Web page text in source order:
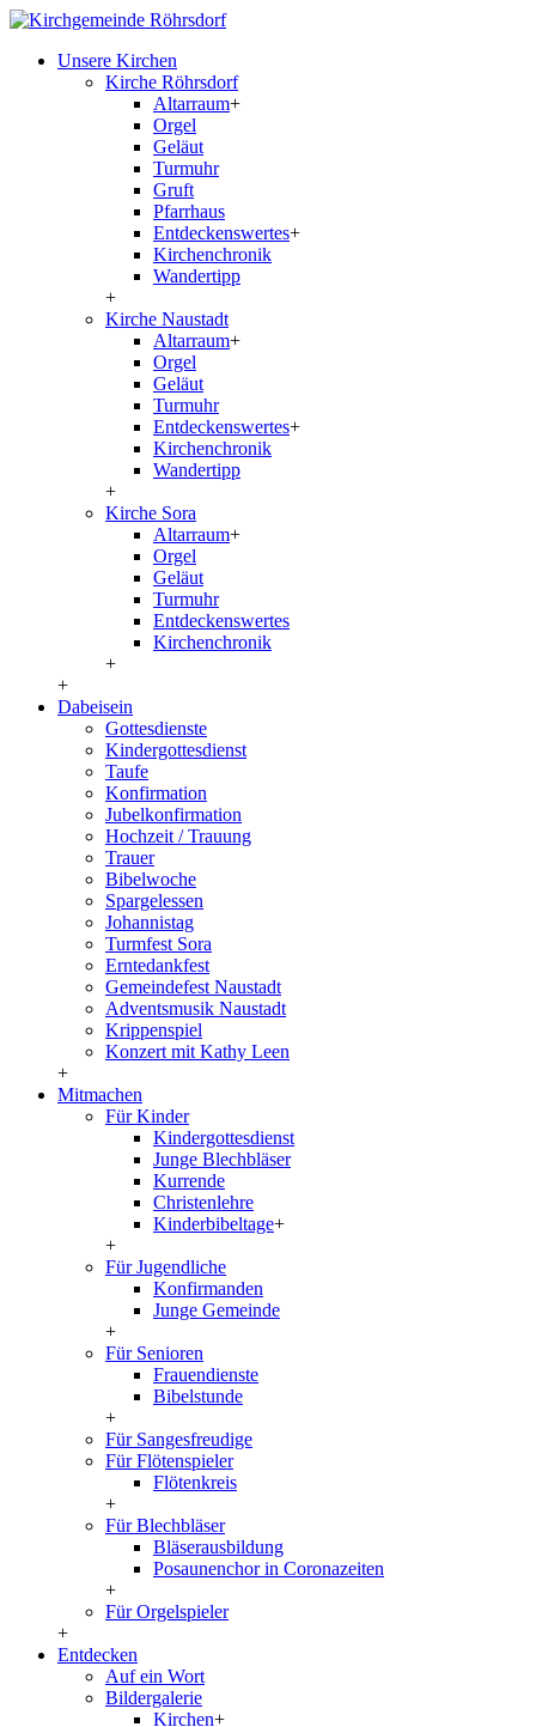
Unsere Kirchen
Kirche Röhrsdorf
Altarraum+
Orgel
Geläut
Turmuhr
Gruft
Pfarrhaus
Entdeckenswertes+
Kirchenchronik
Wandertipp
+
Kirche Naustadt
Altarraum+
Orgel
Geläut
Turmuhr
Entdeckenswertes+
Kirchenchronik
Wandertipp
+
Kirche Sora
Altarraum+
Orgel
Geläut
Turmuhr
Entdeckenswertes
Kirchenchronik
+
+
Dabeisein
Gottesdienste
Kindergottesdienst
Taufe
Konfirmation
Jubelkonfirmation
Hochzeit / Trauung
Trauer
Bibelwoche
Spargelessen
Johannistag
Turmfest Sora
Erntedankfest
Gemeindefest Naustadt
Adventsmusik Naustadt
Krippenspiel
Konzert mit Kathy Leen
+
Mitmachen
Für Kinder
Kindergottesdienst
Junge Blechbläser
Kurrende
Christenlehre
Kinderbibeltage+
+
Für Jugendliche
Konfirmanden
Junge Gemeinde
+
Für Senioren
Frauendienste
Bibelstunde
+
Für Sangesfreudige
Für Flötenspieler
Flötenkreis
+
Für Blechbläser
Bläserausbildung
Posaunenchor in Coronazeiten
+
Für Orgelspieler
+
Entdecken
Auf ein Wort
Bildergalerie
Kirchen+